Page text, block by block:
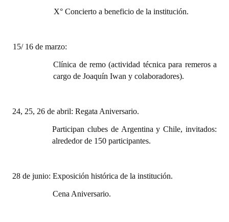
X° Concierto a beneficio de la institución.
15/ 16 de marzo:
Clínica de remo (actividad técnica para remeros a
cargo de Joaquín Iwan y colaboradores).
24, 25, 26 de abril: Regata Aniversario.
Participan clubes de Argentina y Chile, invitados:
alrededor de 150 participantes.
28 de junio: Exposición histórica de la institución.
Cena Aniversario.